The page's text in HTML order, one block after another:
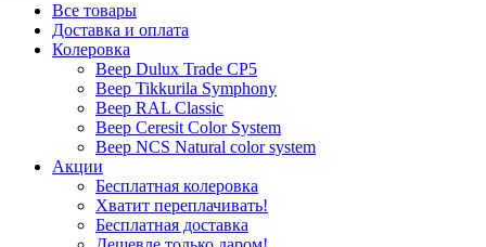
Все товары
Доставка и оплата
Колеровка
Веер Dulux Trade CP5
Веер Tikkurila Symphony
Веер RAL Classic
Веер Ceresit Color System
Веер NCS Natural color system
Акции
Бесплатная колеровка
Хватит переплачивать!
Бесплатная доставка